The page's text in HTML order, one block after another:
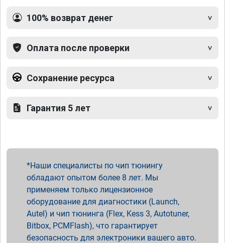
100% возврат денег
Оплата после проверки
Сохранение ресурса
Гарантия 5 лет
Наши специалисты по чип тюнингу
обладают опытом более 8 лет. Мы
применяем только лицензионное
оборудование для диагностики (Launch,
Autel) и чип тюнинга (Flex, Kess 3, Autotuner,
Bitbox, PCMFlash), что гарантирует
безопасность для электроники вашего авто.